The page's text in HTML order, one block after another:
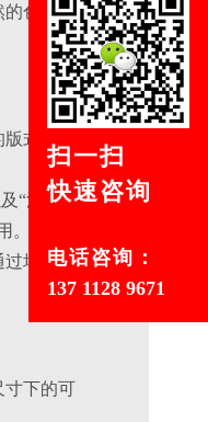
的色调和
式布
“源自泰
。
场景化
下的可
扫一扫
快速咨询
电话咨询：
137 1128 9671